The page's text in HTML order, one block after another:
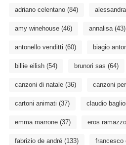
adriano celentano(84)
amy winehouse(46) annalisa(43)
antonello venditti (60) biagio
billie eilish(54) brunori sas (64)
canzoni di natale(36) canzoni
cartoni animati (37) claudio
emma marrone(37) eros
fabrizio de andré(133) francesco